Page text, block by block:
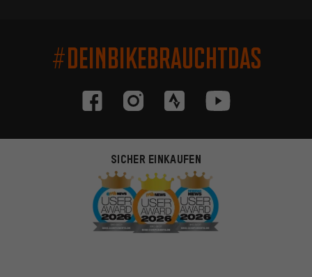
#DEINBIKEBRAUCHTDAS
SICHER EINKAUFEN